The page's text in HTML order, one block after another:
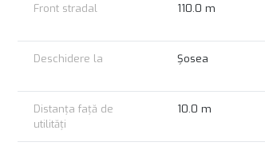
Front stradal 110.0 m
Deschidere la Șosea
Distanța față de
utilități
10.0 m